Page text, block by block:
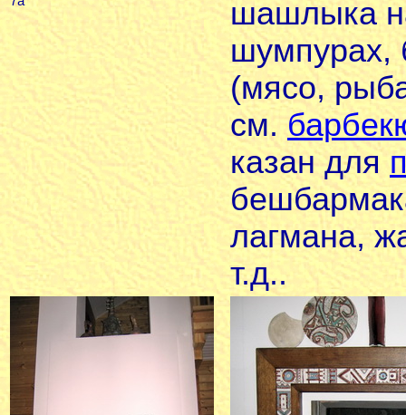
шашлыка
шумпурах,
(мясо,
см.
казан для
лагмана,
т.д..